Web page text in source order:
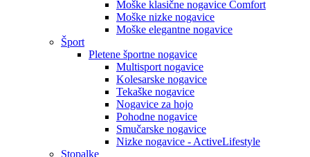
Moške klasične nogavice Comfort
Moške nizke nogavice
Moške elegantne nogavice
Šport
Pletene športne nogavice
Multisport nogavice
Kolesarske nogavice
Tekaške nogavice
Nogavice za hojo
Pohodne nogavice
Smučarske nogavice
Nizke nogavice - ActiveLifestyle
Stopalke